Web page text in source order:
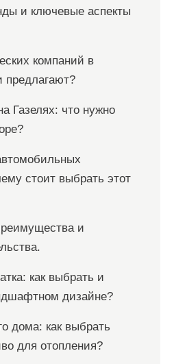
и ключевые аспекты
компаний в
предлагают?
Газелях: что нужно
стоит выбрать этот
и
как выбрать и
дизайне?
дома: как выбрать
для отопления?